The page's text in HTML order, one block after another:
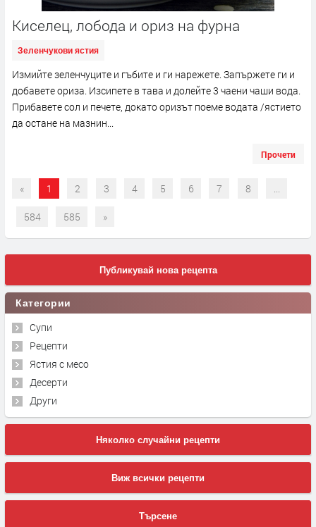
Киселец, лобода и ориз на фурна
Зеленчукови ястия
Измийте зеленчуците и гъбите и ги нарежете. Запържете ги и
добавете ориза. Изсипете в тава и долейте 3 чаени чаши вода.
Прибавете сол и печете, докато оризът поеме водата /ястието
да остане на мазнин...
Прочети
« 1 2 3 4 5 6 7 8 ...
584 585 »
Публикувай нова рецепта
Категории
Супи
Рецепти
Ястия с месо
Десерти
Други
Няколко случайни рецепти
Виж всички рецепти
Търсене